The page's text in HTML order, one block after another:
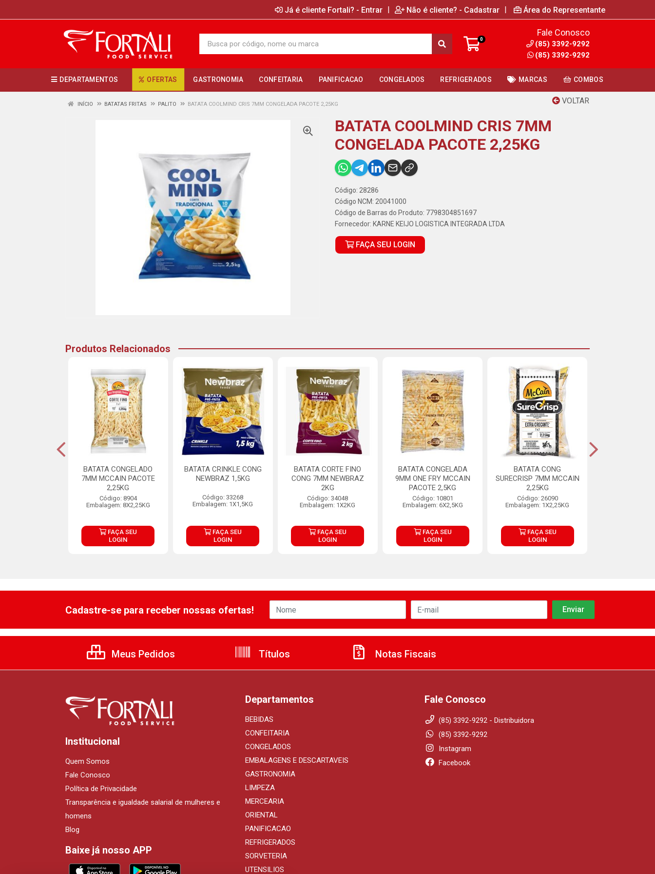
Já é cliente Fortali? - Entrar | Não é cliente? - Cadastrar | Área do Representante
0
Fale Conosco
(85) 3392-9292
(85) 3392-9292
DEPARTAMENTOS OFERTAS GASTRONOMIA CONFEITARIA PANIFICACAO CONGELADOS REFRIGERADOS MARCAS COMBOS
VOLTAR
INÍCIO BATATAS FRITAS PALITO BATATA COOLMIND CRIS 7MM CONGELADA PACOTE 2,25KG
BATATA COOLMIND CRIS 7MM
CONGELADA PACOTE 2,25KG
Código: 28286
Código NCM: 20041000
Código de Barras do Produto: 7798304851697
Fornecedor: KARNE KEIJO LOGISTICA INTEGRADA LTDA
FAÇA SEU LOGIN
Produtos Relacionados
BATATA CONGELADO
7MM MCCAIN PACOTE
2,25KG
Código: 8904
Embalagem: 8X2,25KG
FAÇA SEU
LOGIN
BATATA CRINKLE CONG
NEWBRAZ 1,5KG
Código: 33268
Embalagem: 1X1,5KG
FAÇA SEU
LOGIN
BATATA CORTE FINO
CONG 7MM NEWBRAZ
2KG
Código: 34048
Embalagem: 1X2KG
FAÇA SEU
LOGIN
BATATA CONGELADA
9MM ONE FRY MCCAIN
PACOTE 2,5KG
Código: 10801
Embalagem: 6X2,5KG
FAÇA SEU
LOGIN
BATATA CONG
SURECRISP 7MM MCCAIN
2,25KG
Código: 26090
Embalagem: 1X2,25KG
FAÇA SEU
LOGIN
Cadastre-se para receber nossas ofertas!
Meus Pedidos Títulos Notas Fiscais
Institucional
Quem Somos
Fale Conosco
Política de Privacidade
Transparência e igualdade salarial de mulheres e
homens
Blog
Baixe já nosso APP
Departamentos
BEBIDAS
CONFEITARIA
CONGELADOS
EMBALAGENS E DESCARTAVEIS
GASTRONOMIA
LIMPEZA
MERCEARIA
ORIENTAL
PANIFICACAO
REFRIGERADOS
SORVETERIA
UTENSILIOS
Fale Conosco
(85) 3392-9292 - Distribuidora
(85) 3392-9292
Instagram
Facebook